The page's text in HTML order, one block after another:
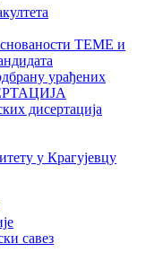
ТЕМЕ и
урађених
дисертација
у Крагујевцу
савез